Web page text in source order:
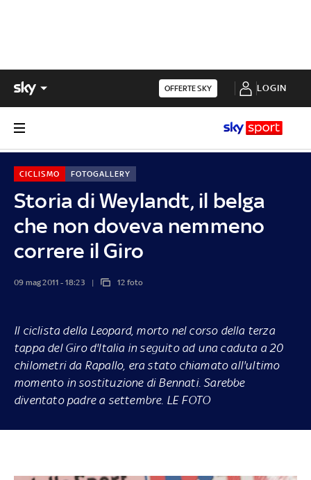
OFFERTE SKY LOGIN
Storia di Weylandt, il belga
che non doveva nemmeno
correre il Giro
CICLISMO FOTOGALLERY
09 mag 2011 - 18:23 12 foto
Il ciclista della Leopard, morto nel corso della terza
tappa del Giro d'Italia in seguito ad una caduta a 20
chilometri da Rapallo, era stato chiamato all'ultimo
momento in sostituzione di Bennati. Sarebbe
diventato padre a settembre. LE FOTO